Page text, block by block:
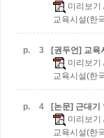
미리보기
교육시설(한
p. 3
[권두언] 교육
미리보기
교육시설(한
p. 4
[논문] 근대기
미리보기
교육시설(한